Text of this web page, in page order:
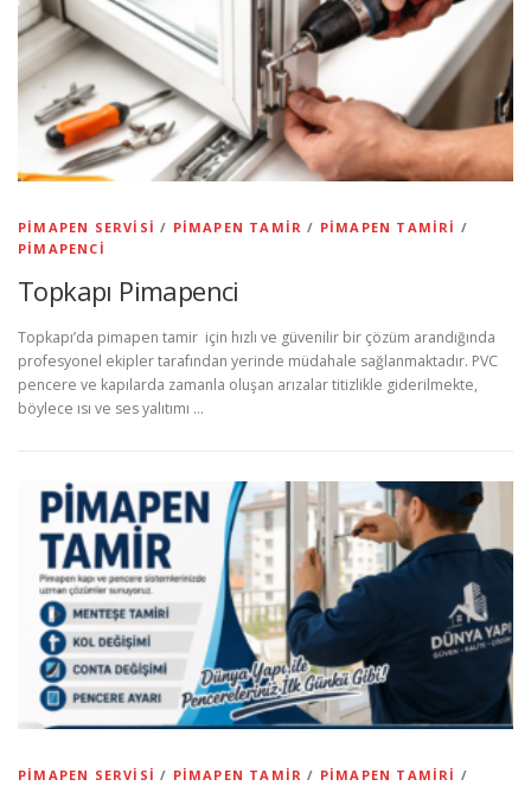
PIMAPEN SERVISI / PIMAPEN TAMIR / PIMAPEN TAMIRI /
PIMAPENCI
Topkapı Pimapenci
Topkapı’da pimapen tamir için hızlı ve güvenilir bir çözüm arandığında
profesyonel ekipler tarafından yerinde müdahale sağlanmaktadır. PVC
pencere ve kapılarda zamanla oluşan arızalar titizlikle giderilmekte,
böylece ısı ve ses yalıtımı …
PIMAPEN SERVISI / PIMAPEN TAMIR / PIMAPEN TAMIRI /